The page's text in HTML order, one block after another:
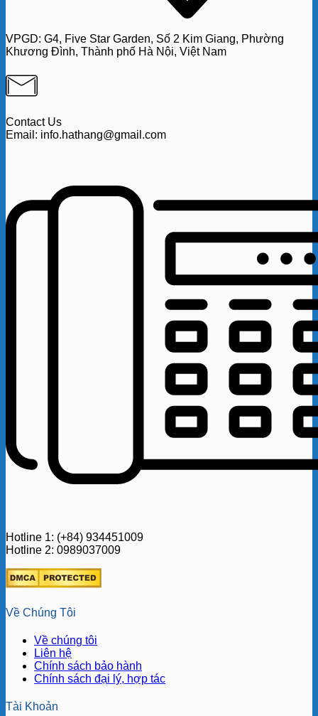
VPGD: G4, Five Star Garden, Số 2 Kim Giang, Phường
Khương Đình, Thành phố Hà Nội, Việt Nam
Contact Us
Email: info.hathang@gmail.com
Hotline 1: (+84) 934451009
Hotline 2: 0989037009
Về Chúng Tôi
Về chúng tôi
Liên hệ
Chính sách bảo hành
Chính sách đại lý, hợp tác
Tài Khoản